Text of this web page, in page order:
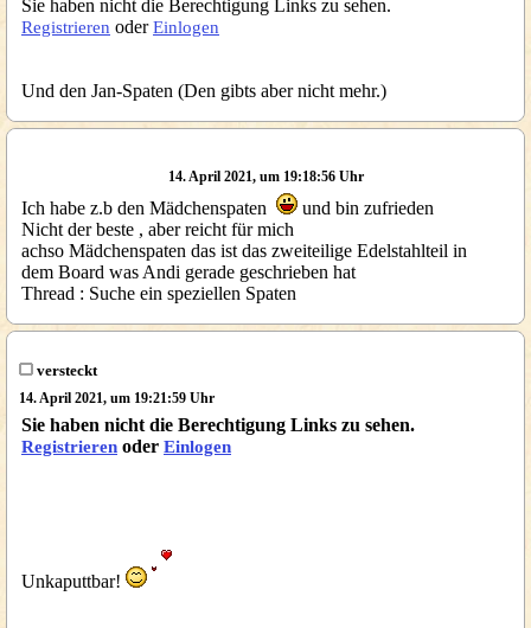
Sie haben nicht die Berechtigung Links zu sehen.
Registrieren oderEinlogen
Und den Jan-Spaten (Den gibts aber nicht mehr.)
14. April 2021, um 19:18:56 Uhr
Ich habe z.b den Mädchenspaten
und bin zufrieden
Nicht der beste , aber reicht für mich
achso Mädchenspaten das ist das zweiteilige Edelstahlteil in
dem Board was Andi gerade geschrieben hat
Thread : Suche ein speziellen Spaten
versteckt
14. April 2021, um 19:21:59 Uhr
Sie haben nicht die Berechtigung Links zu sehen.
Registrieren oder Einlogen
Unkaputtbar!